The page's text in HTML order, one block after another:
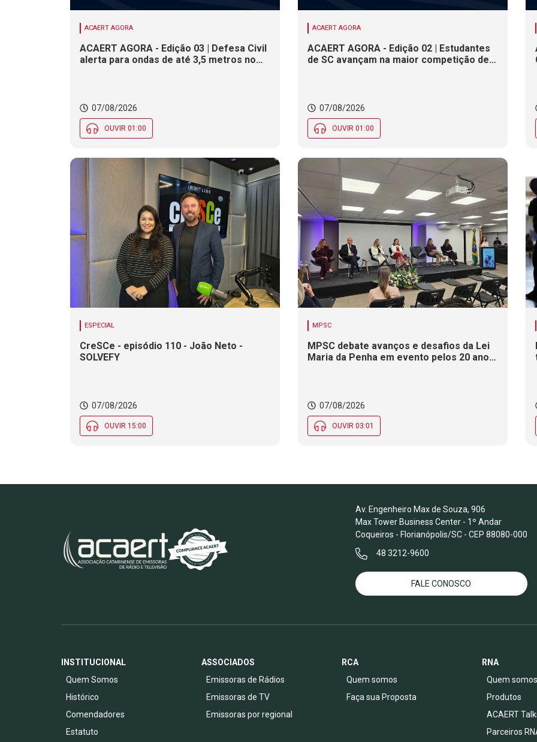
ACAERT AGORA
ACAERT AGORA - Edição 03 | Defesa Civil
alerta para ondas de até 3,5 metros no
tradições indígenas e de imigrantes em
SC
07/08/2026
OUVIR 01:00
ACAERT AGORA
ACAERT AGORA - Edição 02 | Estudantes
de SC avançam na maior competição de
Certificação de Responsabilidade Social
nesta sexta (7)
07/08/2026
OUVIR 01:00
ESPECIAL
CreSCe - episódio 110 - João Neto -
SOLVEFY
07/08/2026
OUVIR 15:00
MPSC
MPSC debate avanços e desafios da Lei
Maria da Penha em evento pelos 20 anos
07/08/2026
OUVIR 03:01
Av. Engenheiro Max de Souza, 906
Max Tower Business Center - 1º Andar
Coqueiros - Florianópolis/SC - CEP 88080-000
48 3212-9600
FALE CONOSCO
INSTITUCIONAL
Quem Somos
Histórico
Comendadores
Estatuto
ASSOCIADOS
Emissoras de Rádios
Emissoras de TV
Emissoras por regional
RCA
Quem somos
Faça sua Proposta
RNA
Quem somos
Produtos
ACAERT
Parceiros